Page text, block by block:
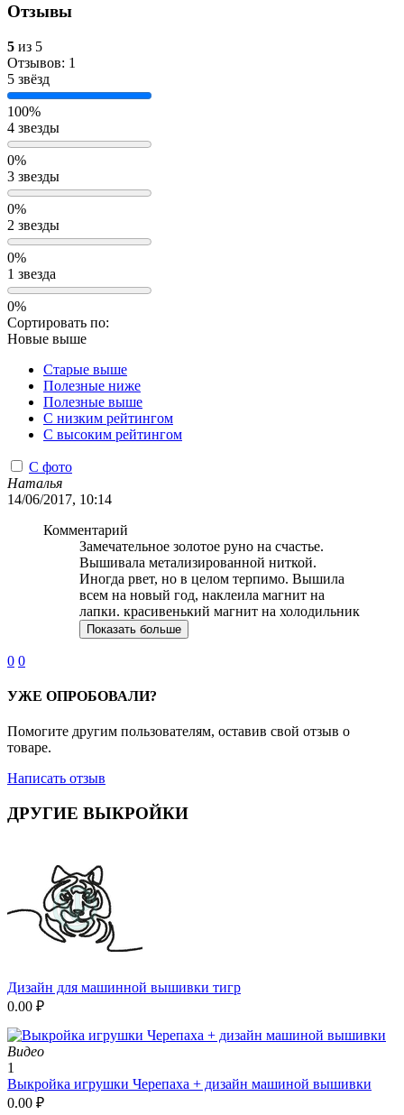
Отзывы
5 из 5
Отзывов: 1
5 звёзд
100%
4 звезды
0%
3 звезды
0%
2 звезды
0%
1 звезда
0%
Сортировать по:
Новые выше
Старые выше
Полезные ниже
Полезные выше
С низким рейтингом
C высоким рейтингом
С фото
Наталья
14/06/2017, 10:14
Комментарий
Замечательное золотое руно на счастье.
Вышивала метализированной ниткой.
Иногда рвет, но в целом терпимо. Вышила
всем на новый год, наклеила магнит на
лапки. красивенький магнит на холодильник
Показать больше
0 0
УЖЕ ОПРОБОВАЛИ?
Помогите другим пользователям, оставив свой отзыв о
товаре.
Написать отзыв
ДРУГИЕ ВЫКРОЙКИ
Дизайн для машинной вышивки тигр
0.00 ₽
Видео
1
Выкройка игрушки Черепаха + дизайн машиной вышивки
0.00 ₽